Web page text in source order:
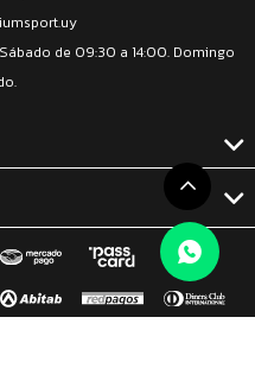
de 09:30 a 14:00. Domingo